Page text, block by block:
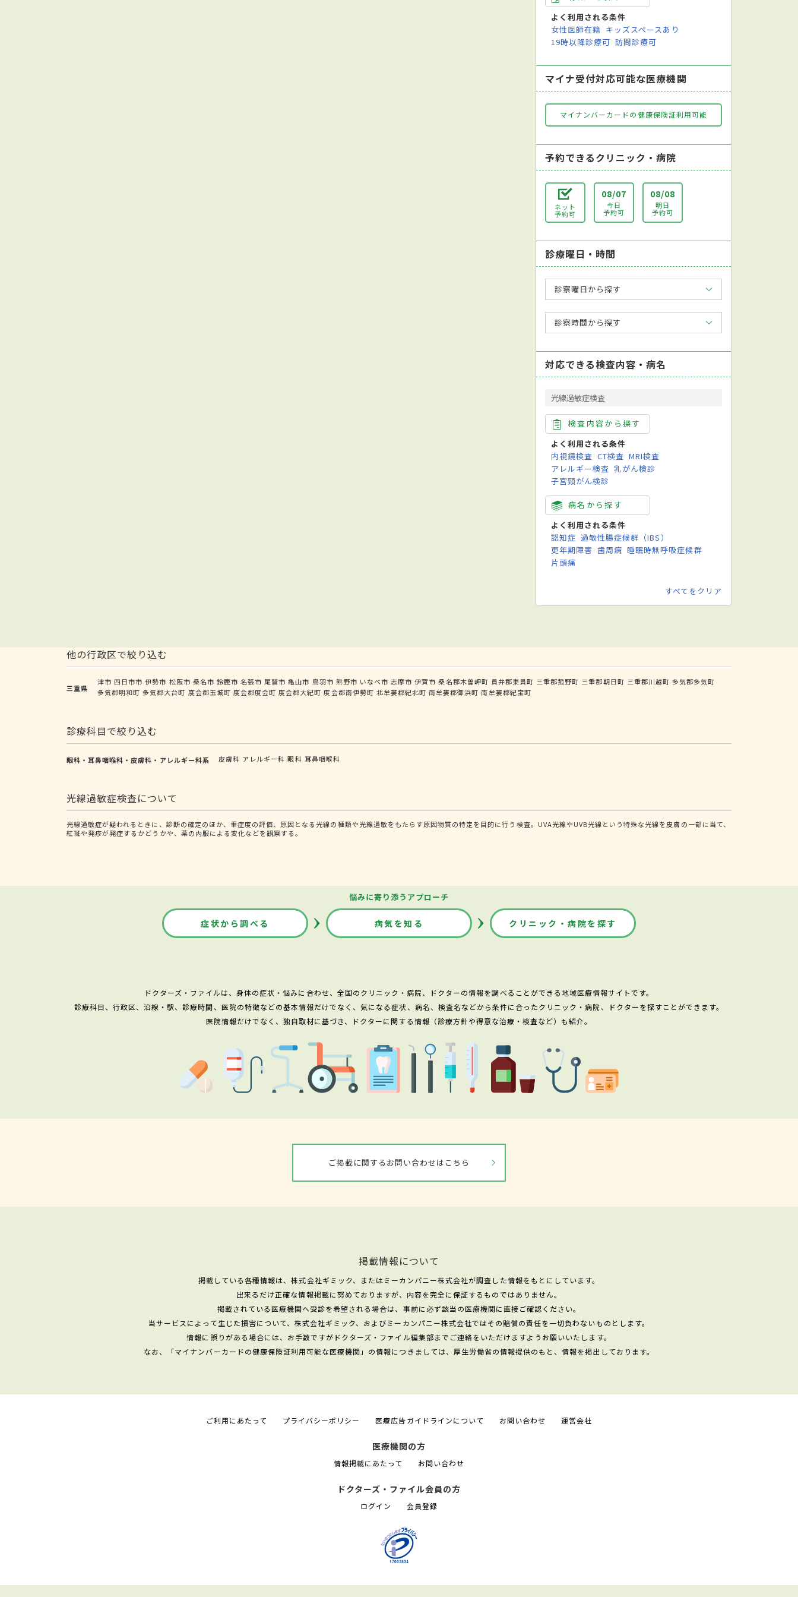
よく利用される条件
女性医師在籍 キッズスペースあり
19時以降診療可 訪問診療可
マイナ受付対応可能な医療機関
マイナンバーカードの健康保険証利用可能
予約できるクリニック・病院
ネット
予約可
08/07
今日
予約可
08/08
明日
予約可
診療曜日・時間
診察曜日から探す
診察時間から探す
対応できる検査内容・病名
光線過敏症検査
検査内容から探す
よく利用される条件
内視鏡検査 CT検査 MRI検査
アレルギー検査 乳がん検診
子宮頸がん検診
病名から探す
よく利用される条件
認知症 過敏性腸症候群（IBS）
更年期障害 歯周病 睡眠時無呼吸症候群
片頭痛
すべてをクリア
他の行政区で絞り込む
三重県
津市 四日市市 伊勢市 松阪市 桑名市 鈴鹿市 名張市 尾鷲市 亀山市 鳥羽市 熊野市 いなべ市 志摩市 伊賀市 桑名郡木曽岬町 員弁郡東員町 三重郡菰野町 三重郡朝日町 三重郡川越町 多気郡多気町
多気郡明和町 多気郡大台町 度会郡玉城町 度会郡度会町 度会郡大紀町 度会郡南伊勢町 北牟婁郡紀北町 南牟婁郡御浜町 南牟婁郡紀宝町
診療科目で絞り込む
眼科・耳鼻咽喉科・皮膚科・アレルギー科系 皮膚科 アレルギー科 眼科 耳鼻咽喉科
光線過敏症検査について
光線過敏症が疑われるときに、診断の確定のほか、重症度の評価、原因となる光線の種類や光線過敏をもたらす原因物質の特定を目的に行う検査。UVA光線やUVB光線という特殊な光線を皮膚の一部に当て、
紅斑や発疹が発症するかどうかや、薬の内服による変化などを観察する。
悩みに寄り添うアプローチ
症状から調べる 病気を知る クリニック・病院を探す
ドクターズ・ファイルは、身体の症状・悩みに合わせ、全国のクリニック・病院、ドクターの情報を調べることができる地域医療情報サイトです。
診療科目、行政区、沿線・駅、診療時間、医院の特徴などの基本情報だけでなく、気になる症状、病名、検査名などから条件に合ったクリニック・病院、ドクターを探すことができます。
医院情報だけでなく、独自取材に基づき、ドクターに関する情報（診療方針や得意な治療・検査など）も紹介。
ご掲載に関するお問い合わせはこちら
掲載情報について
掲載している各種情報は、株式会社ギミック、またはミーカンパニー株式会社が調査した情報をもとにしています。
出来るだけ正確な情報掲載に努めておりますが、内容を完全に保証するものではありません。
掲載されている医療機関へ受診を希望される場合は、事前に必ず該当の医療機関に直接ご確認ください。
当サービスによって生じた損害について、株式会社ギミック、およびミーカンパニー株式会社ではその賠償の責任を一切負わないものとします。
情報に誤りがある場合には、お手数ですがドクターズ・ファイル編集部までご連絡をいただけますようお願いいたします。
なお、「マイナンバーカードの健康保険証利用可能な医療機関」の情報につきましては、厚生労働省の情報提供のもと、情報を掲出しております。
ご利用にあたって プライバシーポリシー 医療広告ガイドラインについて お問い合わせ 運営会社
医療機関の方
情報掲載にあたって お問い合わせ
ドクターズ・ファイル会員の方
ログイン 会員登録